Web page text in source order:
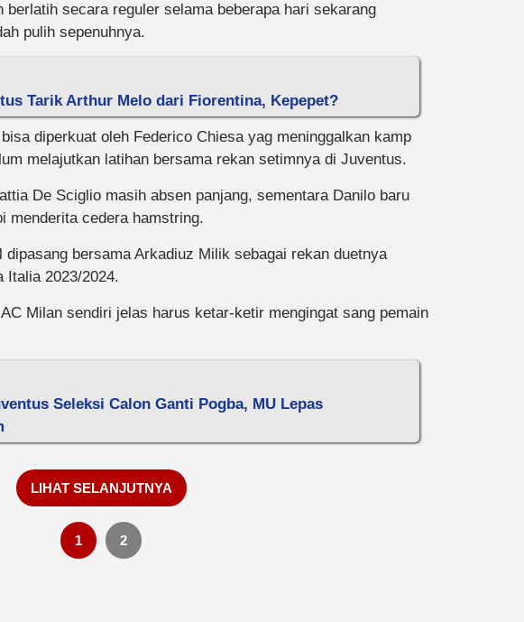
secara reguler selama beberapa hari sekarang
pulih sepenuhnya.
Tarik Arthur Melo dari Fiorentina, Kepepet?
diperkuat oleh Federico Chiesa yag meninggalkan kamp
melajutkan latihan bersama rekan setimnya di Juventus.
De Sciglio masih absen panjang, sementara Danilo baru
menderita cedera hamstring.
bersama Arkadiuz Milik sebagai rekan duetnya
Italia 2023/2024.
Milan sendiri jelas harus ketar-ketir mengingat sang pemain
Seleksi Calon Ganti Pogba, MU Lepas
LIHAT SELANJUTNYA
1 2